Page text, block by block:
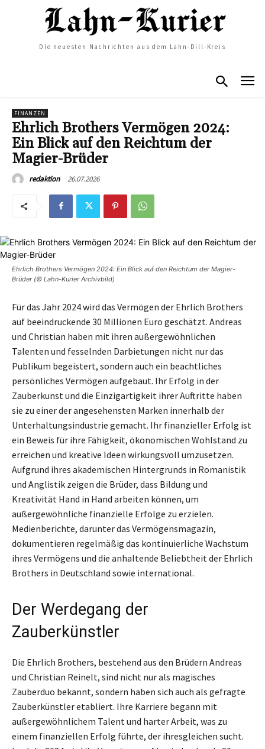
Die neuesten Nachrichten aus dem Lahn-Dill-Kreis
FINANZEN
Ehrlich Brothers Vermögen 2024:
Ein Blick auf den Reichtum der
Magier-Brüder
redaktion 26.07.2026
Ehrlich Brothers Vermögen 2024: Ein Blick auf den Reichtum der Magier-
Brüder (© Lahn-Kurier Archivbild)
Für das Jahr 2024 wird das Vermögen der Ehrlich Brothers
auf beeindruckende 30 Millionen Euro geschätzt. Andreas
und Christian haben mit ihren außergewöhnlichen
Talenten und fesselnden Darbietungen nicht nur das
Publikum begeistert, sondern auch ein beachtliches
persönliches Vermögen aufgebaut. Ihr Erfolg in der
Zauberkunst und die Einzigartigkeit ihrer Auftritte haben
sie zu einer der angesehensten Marken innerhalb der
Unterhaltungsindustrie gemacht. Ihr finanzieller Erfolg ist
ein Beweis für ihre Fähigkeit, ökonomischen Wohlstand zu
erreichen und kreative Ideen wirkungsvoll umzusetzen.
Aufgrund ihres akademischen Hintergrunds in Romanistik
und Anglistik zeigen die Brüder, dass Bildung und
Kreativität Hand in Hand arbeiten können, um
außergewöhnliche finanzielle Erfolge zu erzielen.
Medienberichte, darunter das Vermögensmagazin,
dokumentieren regelmäßig das kontinuierliche Wachstum
ihres Vermögens und die anhaltende Beliebtheit der Ehrlich
Brothers in Deutschland sowie international.
Der Werdegang der
Zauberkünstler
Die Ehrlich Brothers, bestehend aus den Brüdern Andreas
und Christian Reinelt, sind nicht nur als magisches
Zauberduo bekannt, sondern haben sich auch als gefragte
Zauberkünstler etabliert. Ihre Karriere begann mit
außergewöhnlichem Talent und harter Arbeit, was zu
einem finanziellen Erfolg führte, der ihresgleichen sucht.